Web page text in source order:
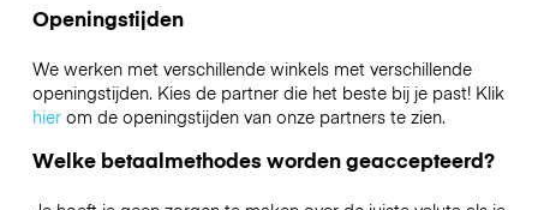
Openingstijden
We werken met verschillende winkels met verschillende
openingstijden. Kies de partner die het beste bij je past! Klik
hierom de openingstijden van onze partners te zien.
Welke betaalmethodes worden geaccepteerd?